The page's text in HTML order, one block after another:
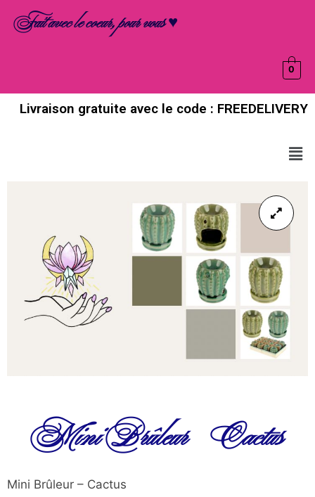
Fait avec le coeur, pour vous ♥
0
Livraison gratuite avec le code : FREEDELIVERY
Mini Brûleur – Cactus
Mini Brûleur – Cactus